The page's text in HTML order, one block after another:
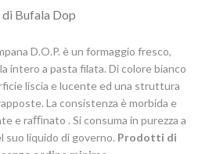
Bufala Dop
D.O.P. è un formaggio fresco,
intero a pasta filata. Di colore bianco
liscia e lucente ed una struttura
La consistenza è morbida e
e raﬃnato . Si consuma in purezza a
suo liquido di governo. Prodotti di